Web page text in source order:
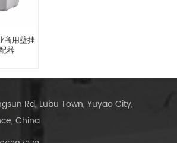
商用壁挂
器
Rd, Lubu Town, Yuyao City,
China